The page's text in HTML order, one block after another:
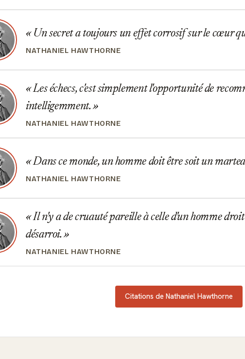
Un secret a toujours un effet corrosif sur le cœur
NATHANIEL HAWTHORNE
Les échecs, c'est simplement l'opportunité de
intelligemment.
NATHANIEL HAWTHORNE
Dans ce monde, un homme doit être soit un
NATHANIEL HAWTHORNE
Il n'y a de cruauté pareille à celle d'un homme
désarroi.
NATHANIEL HAWTHORNE
Citations de Nathaniel Hawthorne